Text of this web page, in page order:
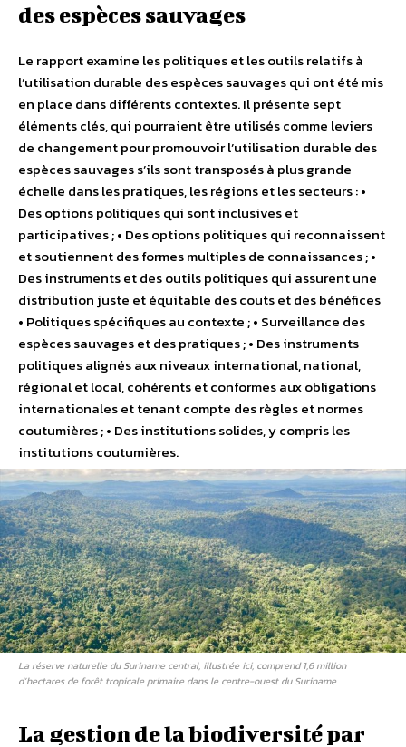
des espèces sauvages
Le rapport examine les politiques et les outils relatifs à
l’utilisation durable des espèces sauvages qui ont été mis
en place dans différents contextes. Il présente sept
éléments clés, qui pourraient être utilisés comme leviers
de changement pour promouvoir l’utilisation durable des
espèces sauvages s’ils sont transposés à plus grande
échelle dans les pratiques, les régions et les secteurs : •
Des options politiques qui sont inclusives et
participatives ; • Des options politiques qui reconnaissent
et soutiennent des formes multiples de connaissances ; •
Des instruments et des outils politiques qui assurent une
distribution juste et équitable des couts et des bénéfices
• Politiques spécifiques au contexte ; • Surveillance des
espèces sauvages et des pratiques ; • Des instruments
politiques alignés aux niveaux international, national,
régional et local, cohérents et conformes aux obligations
internationales et tenant compte des règles et normes
coutumières ; • Des institutions solides, y compris les
institutions coutumières.
La réserve naturelle du Suriname central, illustrée ici, comprend 1,6 million
d’hectares de forêt tropicale primaire dans le centre-ouest du Suriname.
La gestion de la biodiversité par